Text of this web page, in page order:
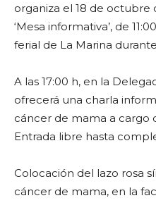
organiza el 18 de octubre
‘Mesa informativa’, de
ferial de La Marina
A las 17:00 h, en la
ofrecerá una charla
cáncer de mama a cargo
Entrada libre hasta
Colocación del lazo rosa
cáncer de mama, en la